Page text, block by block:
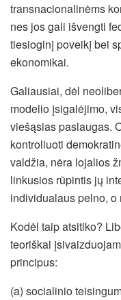
transnacionalinėms
nes jos gali išvengti
tiesioginį poveikį bei
ekonomikai.
Galiausiai, dėl
modelio įsigalėjimo,
viešąsias paslaugas.
kontroliuoti
valdžia, nėra lojalios
linkusios rūpintis jų
individualaus pelno, o
Kodėl taip atsitiko?
teoriškai
principus:
(a) socialinio